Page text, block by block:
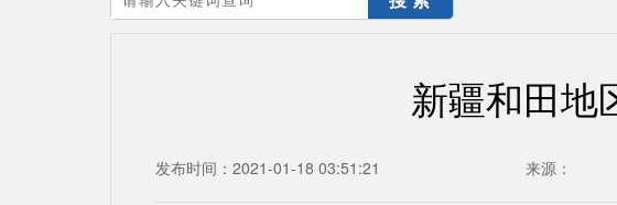
新疆和田地
发布时间：2021-01-18 03:51:21 来源：